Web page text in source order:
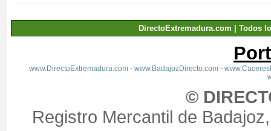
DirectoExtremadura.com | Todos
www.DirectoExtremadura.com- www.BadajozDirecto.com-
©
Registro Mercantil de